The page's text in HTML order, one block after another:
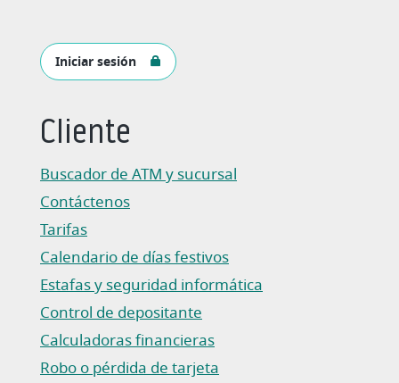
Iniciar sesión
Cliente
Buscador de ATM y sucursal
Contáctenos
Tarifas
Calendario de días festivos
Estafas y seguridad informática
Control de depositante
Calculadoras financieras
Robo o pérdida de tarjeta